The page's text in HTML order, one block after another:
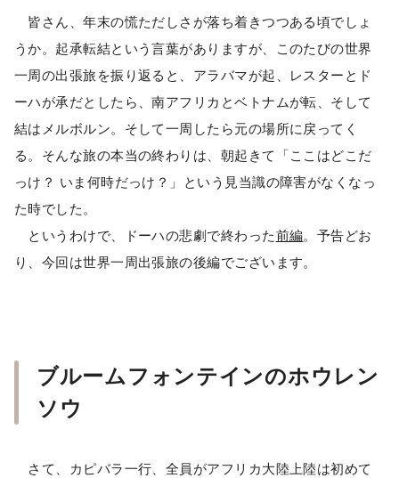
皆さん、年末の慌ただしさが落ち着きつつある頃でしょ
うか。起承転結という言葉がありますが、このたびの世界
一周の出張旅を振り返ると、アラバマが起、レスターとド
ーハが承だとしたら、南アフリカとベトナムが転、そして
結はメルボルン。そして一周したら元の場所に戻ってく
る。そんな旅の本当の終わりは、朝起きて「ここはどこだ
っけ？ いま何時だっけ？」という見当識の障害がなくなっ
た時でした。
というわけで、ドーハの悲劇で終わった前編。予告どお
り、今回は世界一周出張旅の後編でございます。
ブルームフォンテインのホウレン
ソウ
さて、カピバラ一行、全員がアフリカ大陸上陸は初めて